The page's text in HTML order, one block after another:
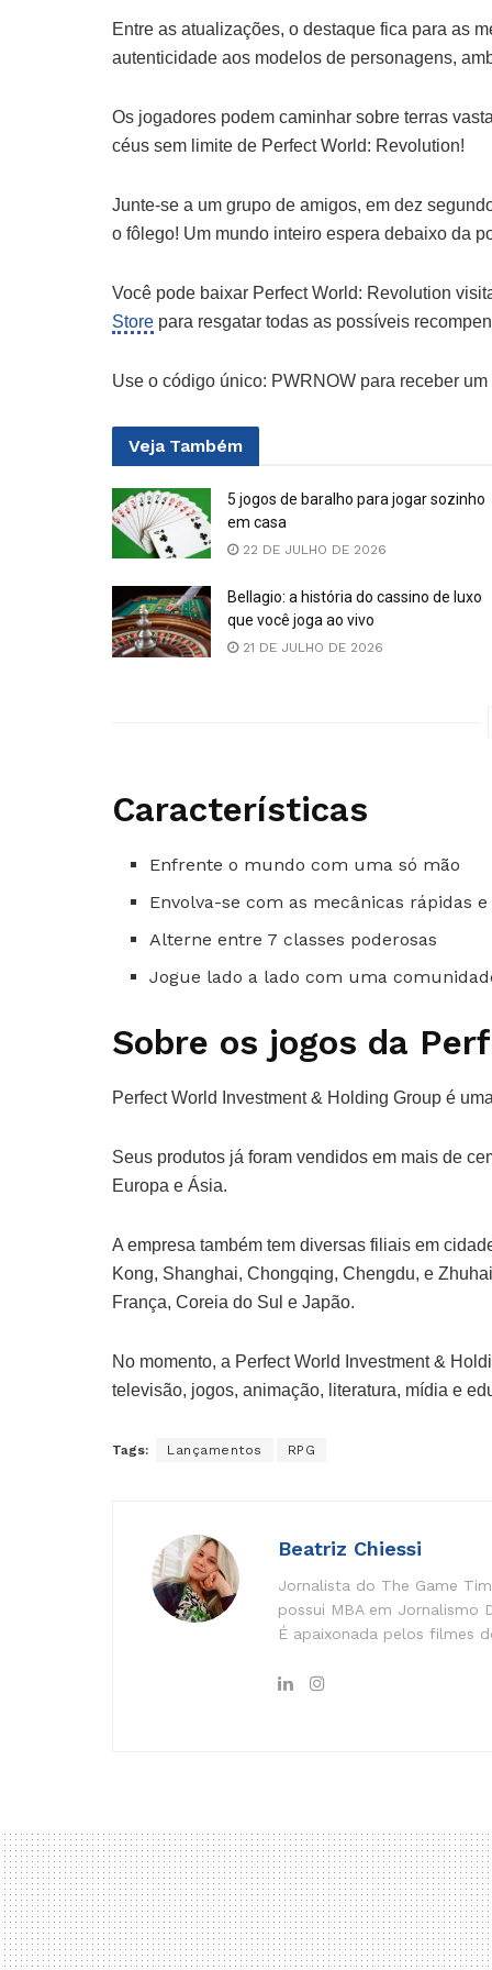
Entre as atualizações, o destaque fica para as
autenticidade aos modelos de personagens,
Os jogadores podem caminhar sobre terras
céus sem limite de Perfect World: Revolution!
Junte-se a um grupo de amigos, em dez
o fôlego! Um mundo inteiro espera debaixo da
Você pode baixar Perfect World: Revolution
Store para resgatar todas as possíveis
Use o código único: PWRNOW para receber
Veja Também
5 jogos de baralho para jogar sozinho
em casa
22 DE JULHO DE 2026
Bellagio: a história do cassino de luxo
que você joga ao vivo
21 DE JULHO DE 2026
Características
Enfrente o mundo com uma só mão
Envolva-se com as mecânicas rápidas
Alterne entre 7 classes poderosas
Jogue lado a lado com uma
Sobre os jogos da
Perfect World Investment & Holding Group é
Seus produtos já foram vendidos em mais de
Europa e Ásia.
A empresa também tem diversas filiais em
Kong, Shanghai, Chongqing, Chengdu, e
França, Coreia do Sul e Japão.
No momento, a Perfect World Investment &
televisão, jogos, animação, literatura, mídia e
Tags: Lançamentos RPG
Beatriz Chiessi
Jornalista do The Game
possui MBA em Jornalismo
É apaixonada pelos filmes